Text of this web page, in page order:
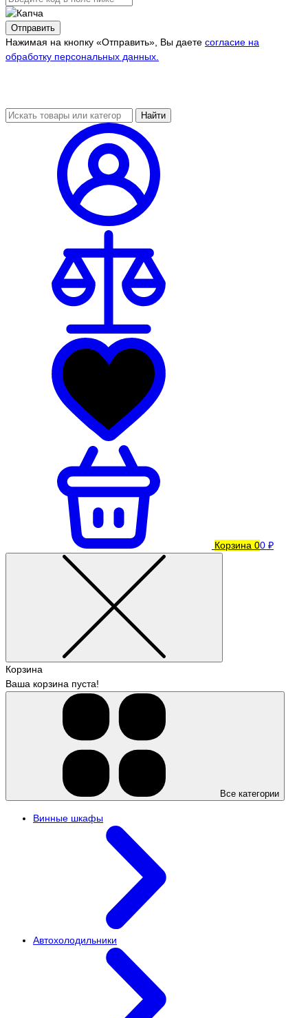
Отправить
Нажимая на кнопку «Отправить», Вы даете согласие на
обработку персональных данных.
Найти
Корзина 00 ₽
Корзина
Ваша корзина пуста!
Все категории
Винные шкафы
Автохолодильники